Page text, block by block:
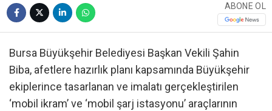
ABONE OL
Bursa Büyükşehir Belediyesi Başkan Vekili Şahin
Biba, afetlere hazırlık planı kapsamında Büyükşehir
ekiplerince tasarlanan ve imalatı gerçekleştirilen
‘mobil ikram’ ve ‘mobil şarj istasyonu’ araçlarının